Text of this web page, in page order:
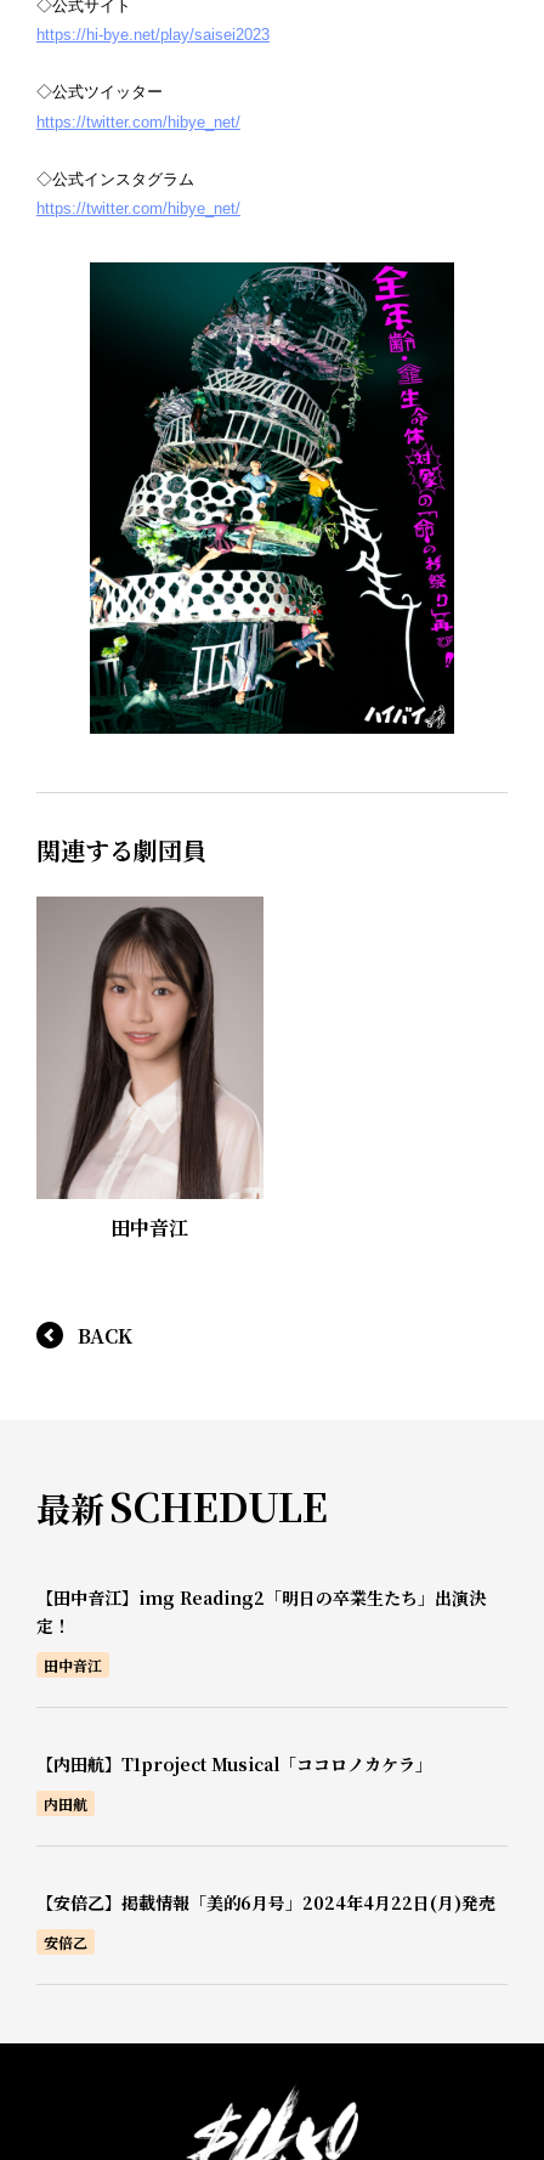
◇公式サイト
https://hi-bye.net/play/saisei2023
◇公式ツイッター
https://twitter.com/hibye_net/
◇公式インスタグラム
https://twitter.com/hibye_net/
関連する劇団員
田中音江
BACK
最新SCHEDULE
【田中音江】img Reading2「明日の卒業生たち」出演決
定！
田中音江
【内田航】T1project Musical「ココロノカケラ」
内田航
【安倍乙】掲載情報「美的6月号」2024年4月22日(月)発売
安倍乙